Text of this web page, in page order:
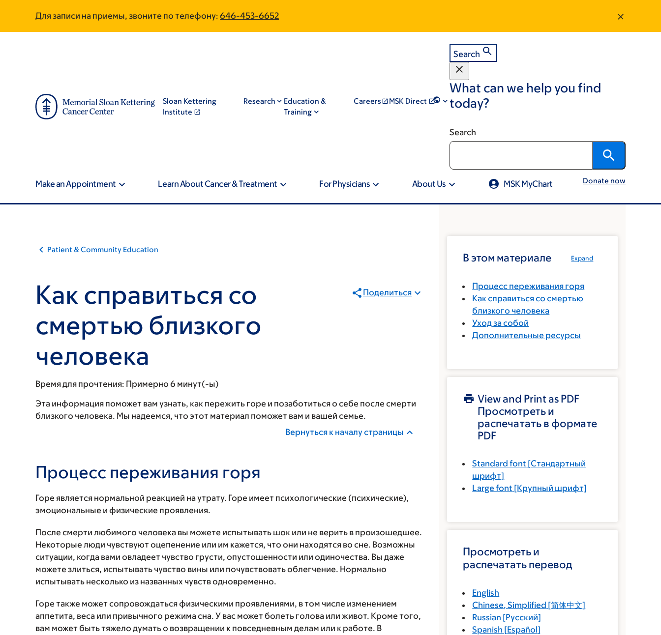
main
footer
Для записи на приемы, звоните по телефону: 646-453-6652
Sloan Kettering
Institute
Research
Education &
Training
Careers MSK Direct
Search
What can we help you find
today?
Search
Make an Appointment Learn About Cancer & Treatment For Physicians About Us MSK MyChart Donate now
Patient & Community Education
Как справиться со
смертью близкого
человека
Поделиться
Время для прочтения: Примерно 6 минут(-ы)
Эта информация поможет вам узнать, как пережить горе и позаботиться о себе после смерти
близкого человека. Мы надеемся, что этот материал поможет вам и вашей семье.
Вернуться к началу страницы
Процесс переживания горя
Горе является нормальной реакцией на утрату. Горе имеет психологические (психические),
эмоциональные и физические проявления.
После смерти любимого человека вы можете испытывать шок или не верить в произошедшее.
Некоторые люди чувствуют оцепенение или им кажется, что они находятся во сне. Возможны
ситуации, когда вами овладеет чувство грусти, опустошенности или одиночества. Вы даже
можете злиться, испытывать чувство вины или почувствовать облегчение. Нормально
испытывать несколько из названных чувств одновременно.
Горе также может сопровождаться физическими проявлениями, в том числе изменением
аппетита, веса или привычного режима сна. У вас может болеть голова или живот. Кроме того,
вам может быть тяжело думать о возвращении к повседневным делам или к работе. В
Expand
В этом материале
Процесс переживания горя
Как справиться со смертью
близкого человека
Уход за собой
Дополнительные ресурсы
View and Print as PDF
Просмотреть и
распечатать в формате
PDF
Standard font [Стандартный
шрифт]
Large font [Крупный шрифт]
Просмотреть и
распечатать перевод
English
Chinese, Simplified [简体中文]
Russian [Русский]
Spanish [Español]